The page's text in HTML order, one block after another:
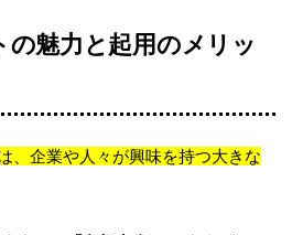
の魅力と起用のメリッ
、企業や人々が興味を持つ大きな